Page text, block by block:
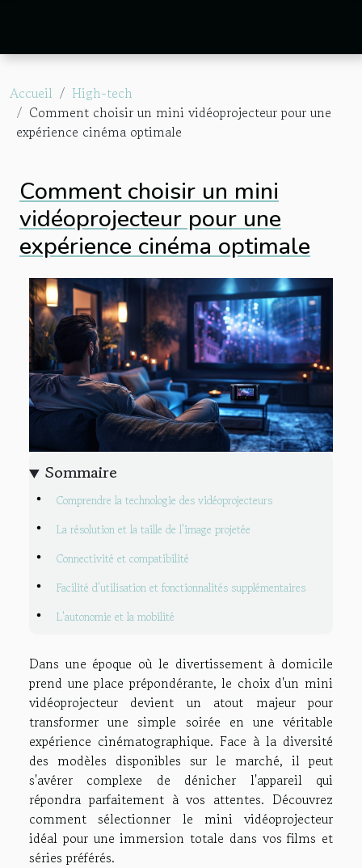
Accueil
High-tech
Comment choisir un mini vidéoprojecteur pour une
expérience cinéma optimale
Comment choisir un mini
vidéoprojecteur pour une
expérience cinéma optimale
Sommaire
Comprendre la technologie des vidéoprojecteurs
La résolution et la taille de l'image projetée
Connectivité et compatibilité
Facilité d'utilisation et fonctionnalités supplémentaires
L'autonomie et la mobilité
Dans une époque où le divertissement à domicile
prend une place prépondérante, le choix d'un mini
vidéoprojecteur devient un atout majeur pour
transformer une simple soirée en une véritable
expérience cinématographique. Face à la diversité
des modèles disponibles sur le marché, il peut
s'avérer complexe de dénicher l'appareil qui
répondra parfaitement à vos attentes. Découvrez
comment sélectionner le mini vidéoprojecteur
idéal pour une immersion totale dans vos films et
séries préférés.